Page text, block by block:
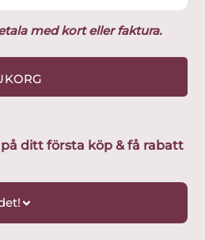
med kort eller faktura.
ditt första köp & få rabatt